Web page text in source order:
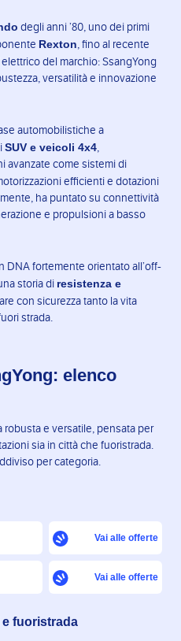
degli anni ’80, uno dei primi
Rexton, fino al recente
elettrico del marchio: SsangYong
versatilità e innovazione
automobilistiche a
SUV e veicoli 4x4,
avanzate come sistemi di
efficienti e dotazioni
ha puntato su connettività
e propulsioni a basso
DNA fortemente orientato all’off-
storia di resistenza e
con sicurezza tanto la vita
strada.
elenco
robusta e versatile, pensata per
sia in città che fuoristrada.
per categoria.
Vai alle offerte
Vai alle offerte
fuoristrada